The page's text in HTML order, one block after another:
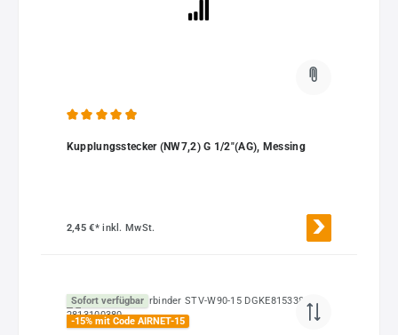
Kupplungsstecker (NW7,2) G 1/2"(AG), Messing
2,45 €*inkl. MwSt.
Sofort verfügbar
-15% mit Code AIRNET-15